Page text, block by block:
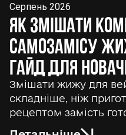
Серпень 2026
Як змішати
самозамісу
гайд для
Змішати жижу для
складніше, ніж
рецептом замість